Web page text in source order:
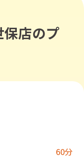
店のプ
60分